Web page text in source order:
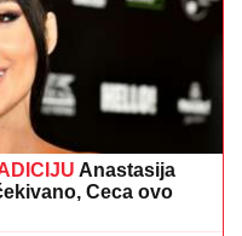
Anastasija
Ceca ovo